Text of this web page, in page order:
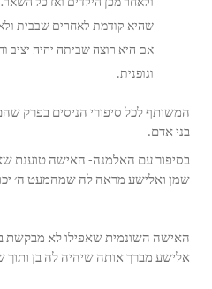
ולאחר מכן הילדים ואז כל
שהיא קודמת לאחרים שבבית
אם היא רוצה שביתה יהיה יציב
וגופנית.
המשותף לכל סיפורי הניסים בפרק
בני אדם.
בסיפור עם האלמנה- האישה טוענת
שמן ואלישע מראה לה שמהמעט ה׳
האישה השונמית שאפילו לא מבקשת
אלישע מברך אותה שיהיה לה בן